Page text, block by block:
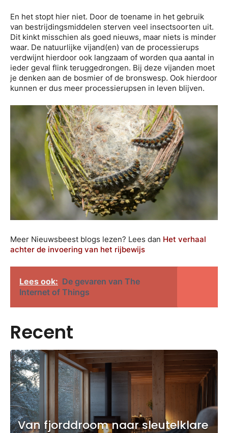
En het stopt hier niet. Door de toename in het gebruik
van bestrijdingsmiddelen sterven veel insectsoorten uit.
Dit kinkt misschien als goed nieuws, maar niets is minder
waar. De natuurlijke vijand(en) van de processierups
verdwijnt hierdoor ook langzaam of worden qua aantal in
ieder geval flink teruggedrongen. Bij deze vijanden moet
je denken aan de bosmier of de bronswesp. Ook hierdoor
kunnen er dus meer processierupsen in leven blijven.
Meer Nieuwsbeest blogs lezen? Lees dan Het verhaal
achter de invoering van het rijbewijs
Lees ook: De gevaren van The
Internet of Things
Recent
Van fjorddroom naar sleutelklare